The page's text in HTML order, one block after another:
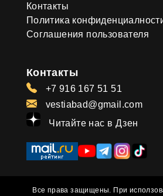
Контакты
Политика
Соглашения пользователя
Контакты
+7 916 167 51 51
vestiabad@gmail.com
Читайте нас в Дзен
Все права защищены. При